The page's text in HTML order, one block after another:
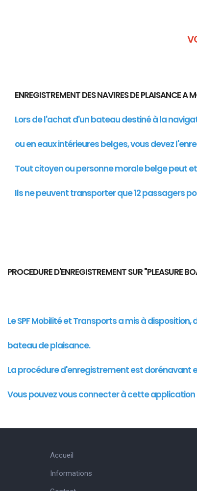
ENREGISTREMENT DES NAVIRES DE PLAISANCE A
Lors de l'achat d'un bateau destiné à la
ou en eaux intérieures belges, vous devez
Tout citoyen ou personne morale belge peut
Ils ne peuvent transporter que 12 passagers
PROCEDURE D'ENREGISTREMENT SUR "PLEASURE
Le SPF Mobilité et Transports a mis à
bateau de plaisance.
La procédure d'enregistrement est dorénavant
Vous pouvez vous connecter à cetteapplication
Accueil
Informations